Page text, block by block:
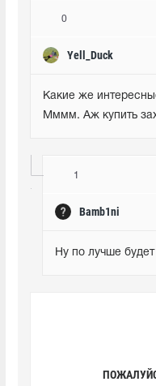
0
Yell_Duck
Какие же
Мммм. Аж купить
1
Bamb1ni
Ну по лучше